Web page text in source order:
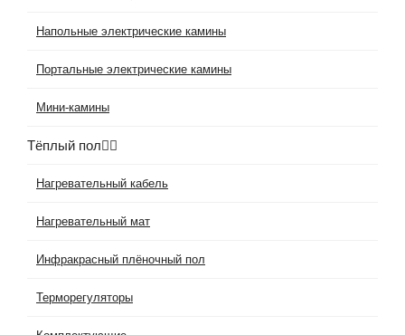
Напольные электрические камины
Портальные электрические камины
Мини-камины
Тёплый пол
Нагревательный кабель
Нагревательный мат
Инфракрасный плёночный пол
Терморегуляторы